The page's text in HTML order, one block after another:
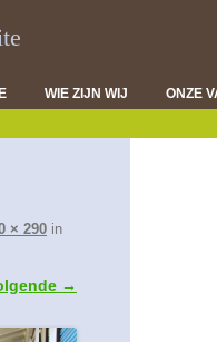
WIE ZIJN WIJ ONZE
× 290 in
→